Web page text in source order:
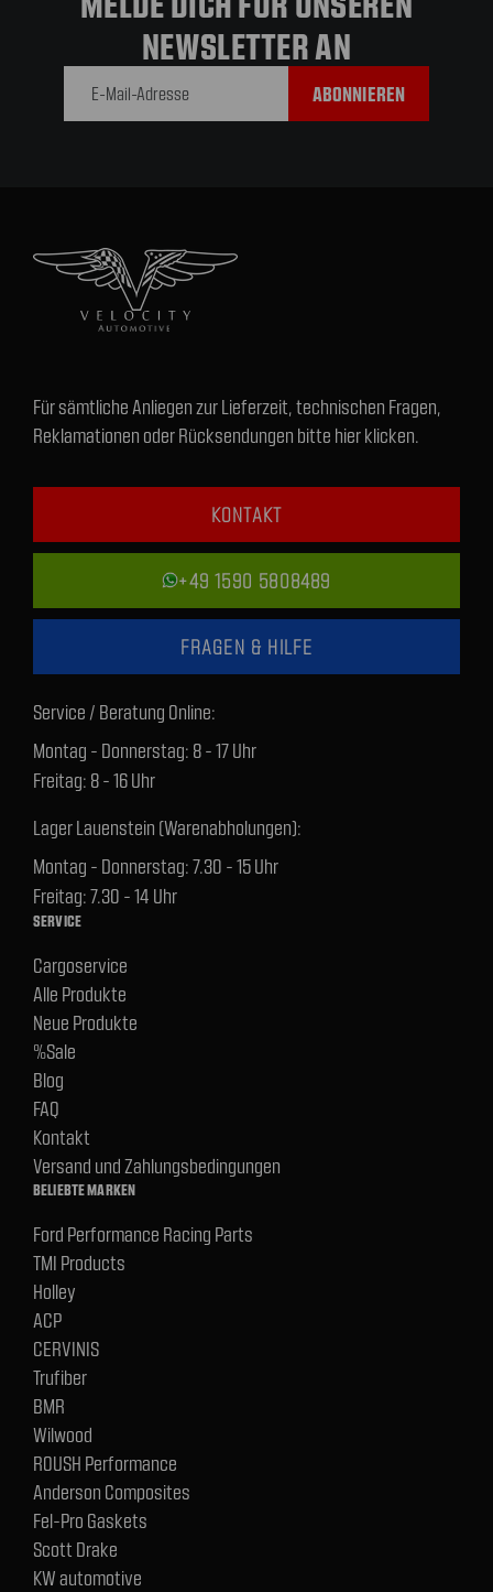
NEWSLETTER AN
Für sämtliche Anliegen zur Lieferzeit, technischen Fragen,
Reklamationen oder Rücksendungen bitte hier klicken.
KONTAKT
+49 1590 5808489
FRAGEN & HILFE
Service / Beratung Online:
Montag - Donnerstag: 8 - 17 Uhr
Freitag: 8 - 16 Uhr
Lager Lauenstein (Warenabholungen):
Montag - Donnerstag: 7.30 - 15 Uhr
Freitag: 7.30 - 14 Uhr
SERVICE
Cargoservice
Alle Produkte
Neue Produkte
%Sale
Blog
FAQ
Kontakt
Versand und Zahlungsbedingungen
BELIEBTE MARKEN
Ford Performance Racing Parts
TMI Products
Holley
ACP
CERVINIS
Trufiber
BMR
Wilwood
ROUSH Performance
Anderson Composites
Fel-Pro Gaskets
Scott Drake
KW automotive